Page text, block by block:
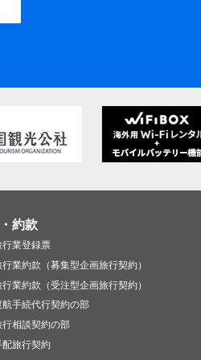
約款
業登録票
業約款（募集型企画旅行契約）
業約款（受注型企画旅行契約）
手続代行契約の部
相談契約の部
旅行契約